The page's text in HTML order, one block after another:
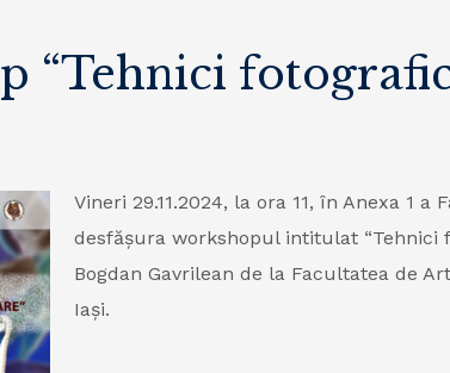
“Tehnici
Vineri 29.11.2024, la ora 11, în Anexa 1
desfășura workshopul intitulat “Tehnici
Bogdan Gavrilean de la Facultatea de
Iași.